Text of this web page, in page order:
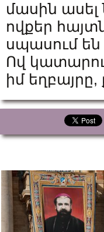
մասին
ովքեր
սպասում են
Ով
իմ եղբայրը,